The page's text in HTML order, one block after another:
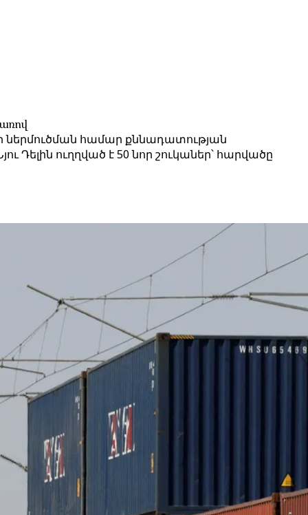
ներմուծման համար քննադատության
ուղղված է 50 նոր շուկաներ՝ հարվածը